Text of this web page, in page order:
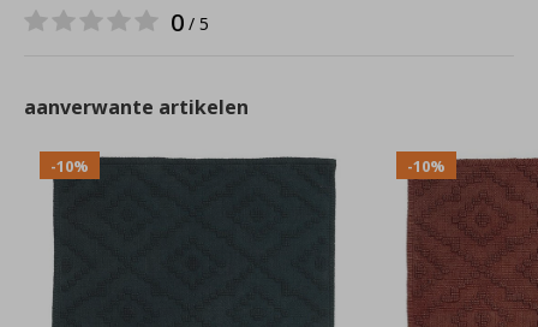
0 / 5
aanverwante artikelen
-10% -10%